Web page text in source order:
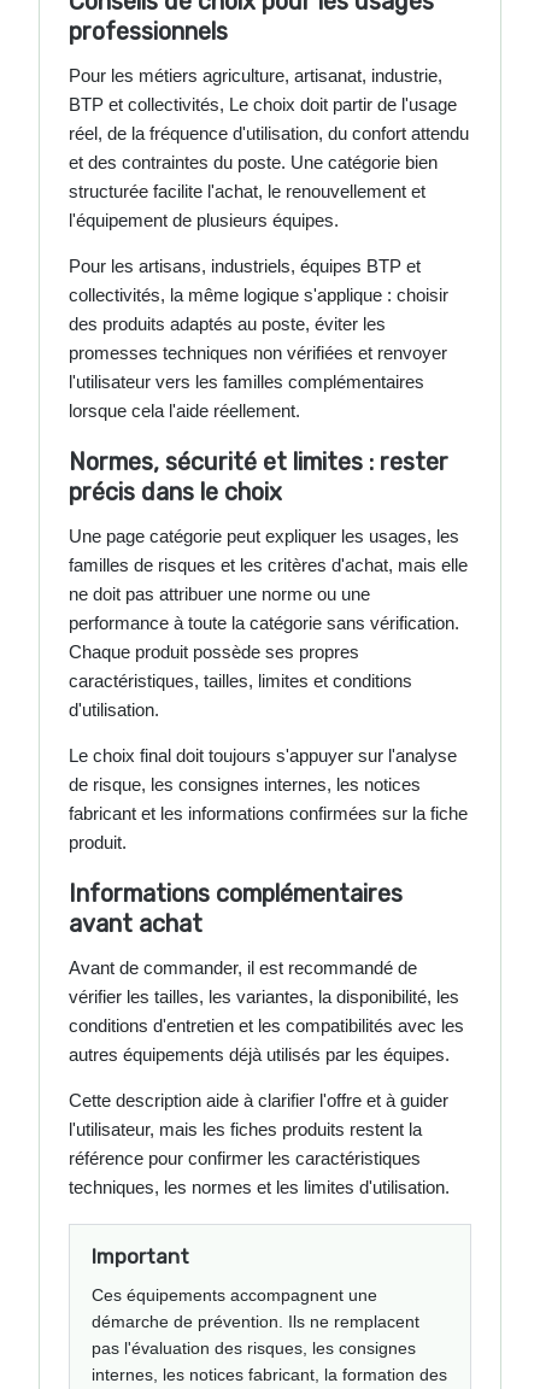
professionnels
Pour les métiers agriculture, artisanat, industrie,
BTP et collectivités, Le choix doit partir de l'usage
réel, de la fréquence d'utilisation, du confort attendu
et des contraintes du poste. Une catégorie bien
structurée facilite l'achat, le renouvellement et
l'équipement de plusieurs équipes.
Pour les artisans, industriels, équipes BTP et
collectivités, la même logique s'applique : choisir
des produits adaptés au poste, éviter les
promesses techniques non vérifiées et renvoyer
l'utilisateur vers les familles complémentaires
lorsque cela l'aide réellement.
Normes, sécurité et limites : rester
précis dans le choix
Une page catégorie peut expliquer les usages, les
familles de risques et les critères d'achat, mais elle
ne doit pas attribuer une norme ou une
performance à toute la catégorie sans vérification.
Chaque produit possède ses propres
caractéristiques, tailles, limites et conditions
d'utilisation.
Le choix final doit toujours s'appuyer sur l'analyse
de risque, les consignes internes, les notices
fabricant et les informations confirmées sur la fiche
produit.
Informations complémentaires
avant achat
Avant de commander, il est recommandé de
vérifier les tailles, les variantes, la disponibilité, les
conditions d'entretien et les compatibilités avec les
autres équipements déjà utilisés par les équipes.
Cette description aide à clarifier l'offre et à guider
l'utilisateur, mais les fiches produits restent la
référence pour confirmer les caractéristiques
techniques, les normes et les limites d'utilisation.
Important
Ces équipements accompagnent une
démarche de prévention. Ils ne remplacent
pas l'évaluation des risques, les consignes
internes, les notices fabricant, la formation des